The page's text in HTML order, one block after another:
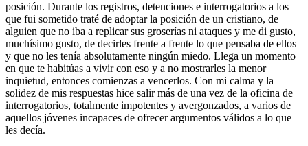
posición. Durante los registros, detenciones e interrogatorios a los
que fui sometido traté de adoptar la posición de un cristiano, de
alguien que no iba a replicar sus groserías ni ataques y me di gusto,
muchísimo gusto, de decirles frente a frente lo que pensaba de ellos
y que no les tenía absolutamente ningún miedo. Llega un momento
en que te habitúas a vivir con eso y a no mostrarles la menor
inquietud, entonces comienzas a vencerlos. Con mi calma y la
solidez de mis respuestas hice salir más de una vez de la oficina de
interrogatorios, totalmente impotentes y avergonzados, a varios de
aquellos jóvenes incapaces de ofrecer argumentos válidos a lo que
les decía.